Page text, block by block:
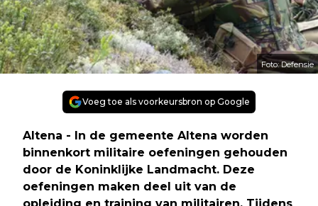
Foto: Defensie
Voeg toe als voorkeursbron op Google
Altena - In de gemeente Altena worden
binnenkort militaire oefeningen gehouden
door de Koninklijke Landmacht. Deze
oefeningen maken deel uit van de